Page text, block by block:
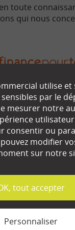
toute
qui nous
EN SAVOIR
Qui sommes-nous ?
Partenaires
Plan du site
utilise et
par le
mesurer notre
consentir ou
modifier
sur notre
tout accepter
Personnaliser